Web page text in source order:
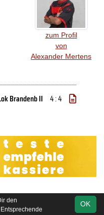
zum Profil
von
Alexander Mertens
Brandenb II 4 : 4
OK
den